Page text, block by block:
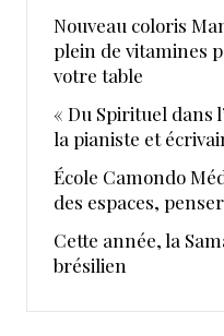
Nouveau coloris
plein de vitamines
votre table
« Du Spirituel dans
la pianiste et
École Camondo
des espaces,
Cette année, la
brésilien